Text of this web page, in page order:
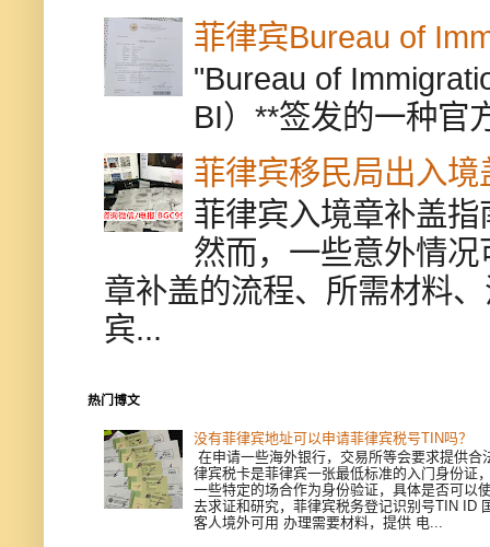
菲律宾Bureau of
"Bureau of
BI）**签发的一种官
菲律宾移民局出入
菲律宾入境章补盖
然而，一些意外情
章补盖的流程、所需材料
宾...
热门博文
没有菲律宾地址可以申请菲律宾税号TIN吗？
在申请一些海外银行，交易所等会要求提供合
律宾税卡是菲律宾一张最低标准的入门身份证
一些特定的场合作为身份验证，具体是否可以
去求证和研究，菲律宾税务登记识别号TIN ID
客人境外可用 办理需要材料，提供 电...